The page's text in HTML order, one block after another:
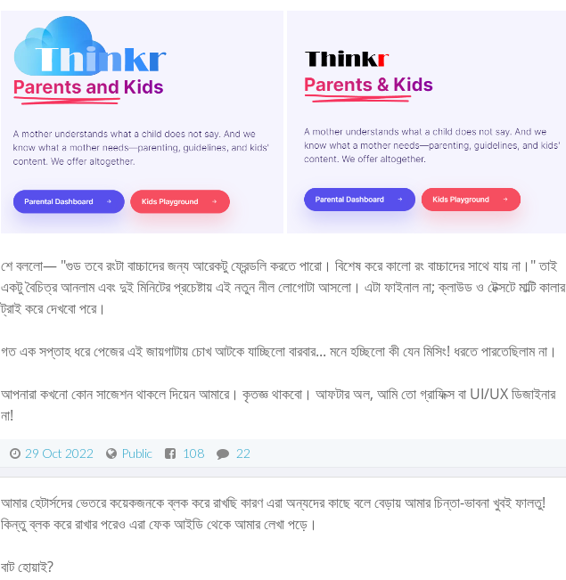
শে বললো— "গুড তবে রংটা বাচ্চাদের জন্য আরেকটু ফ্রেন্ডলি করতে পারো। বিশেষ করে কালো রং বাচ্চাদের সাথে যায় না।" তাই
একটু বৈচিত্র আনলাম এবং দুই মিনিটের প্রচেষ্টায় এই নতুন নীল লোগোটা আসলো। এটা ফাইনাল না; ক্লাউড ও টেক্সটে মাল্টি কালার
ট্রাই করে দেখবো পরে।
গত এক সপ্তাহ ধরে পেজের এই জায়গাটায় চোখ আটকে যাচ্ছিলো বারবার... মনে হচ্ছিলো কী যেন মিসিং! ধরতে পারতেছিলাম না।
আপনারা কখনো কোন সাজেশন থাকলে দিয়েন আমারে। কৃতজ্ঞ থাকবো। আফটার অল, আমি তো গ্রাফিক্স বা UI/UX ডিজাইনার
না!
29 Oct 2022 Public 108 22
আমার হেটার্সদের ভেতরে কয়েকজনকে ব্লক করে রাখছি কারণ এরা অন্যদের কাছে বলে বেড়ায় আমার চিন্তা-ভাবনা খুবই ফালতু!
কিন্তু ব্লক করে রাখার পরেও এরা ফেক আইডি থেকে আমার লেখা পড়ে।
বাট হোয়াই?